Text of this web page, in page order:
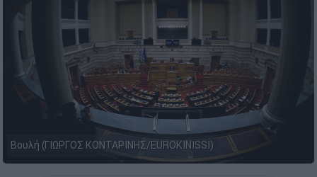
Βουλή (ΓΙΩΡΓΟΣ ΚΟΝΤΑΡΙΝΗΣ/EUROKINISSI)